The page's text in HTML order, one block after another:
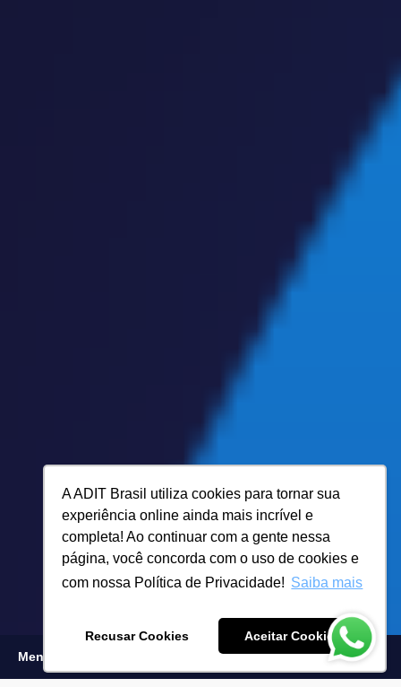
A ADIT Brasil utiliza cookies para tornar sua
experiência online ainda mais incrível e
completa! Ao continuar com a gente nessa
página, você concorda com o uso de cookies e
com nossa Política de Privacidade! Saiba mais
Recusar Cookies
Aceitar Cookies
Menu
Inscreva-se